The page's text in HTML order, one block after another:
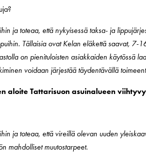
ja toteaa, että nykyisessä taksa- ja
Tällaisia ovat Kelan eläkettä saavat, 7-
on pienituloisten asiakkaiden käytössä
voidaan järjestää täydentävällä
aloite Tattarisuon asuinalueen
ja toteaa, että vireillä olevan uuden
mahdolliset muutostarpeet.